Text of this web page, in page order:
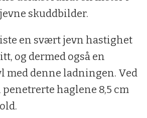
skuddbilder.
en svært jevn hastighet
og dermed også en
med denne ladningen. Ved
haglene 8,5 cm